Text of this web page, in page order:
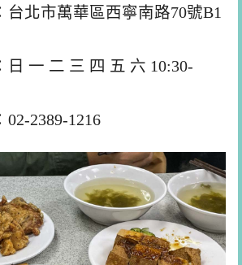
台北市萬華區西寧南路70號B1
日 一 二 三 四 五 六 10:30-
02-2389-1216